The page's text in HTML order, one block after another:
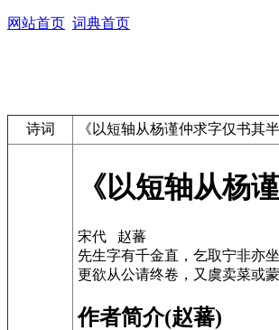
网站首页 词典首页
诗词 《以短轴从杨谨仲求字仅书其
《以短轴从杨
宋代 赵蕃
先生字有千金直，乞取宁非亦坐
更欲从公请终卷，又虞卖菜或蒙
作者简介(赵蕃)